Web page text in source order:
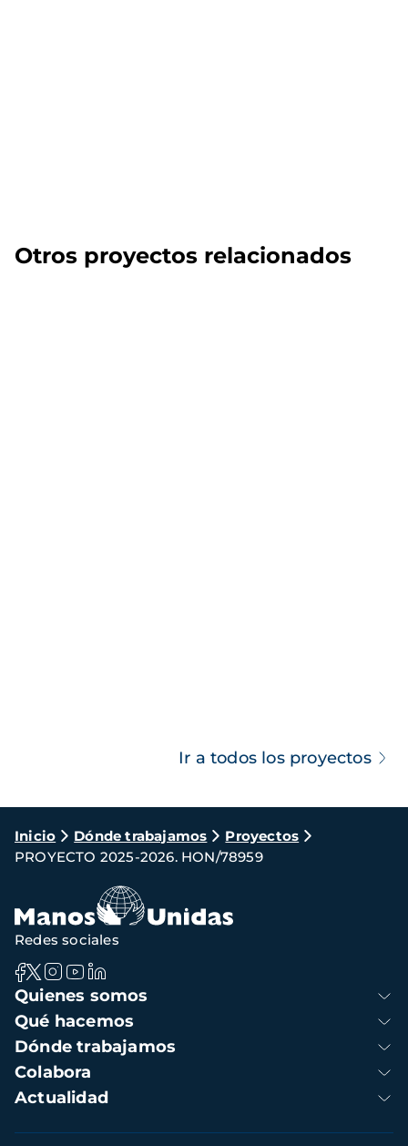
Otros proyectos relacionados
Ir a todos los proyectos
Ruta
de
navegación
Inicio Dónde trabajamos
Proyectos
PROYECTO 2025-2026. HON/78959
Navegación
principal
Quienes somos
Qué hacemos
Dónde trabajamos
Colabora
Actualidad
Redes sociales